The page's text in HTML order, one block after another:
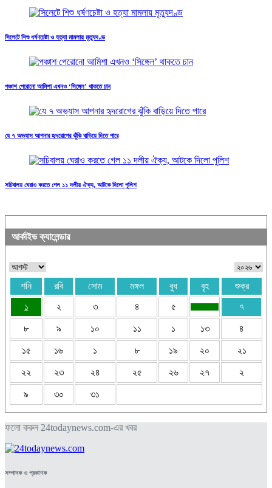
সিলেটে শিশু ধর্ষণচেষ্টা ও হত্যা মামলায় মৃত্যুদণ্ড
পঞ্চাশ পেরোনো আমিশা এখনও ‘সিঙ্গেল’ থাকতে চান
যে ৭ অভ্যাস আপনার হৃদরোগের ঝুঁকি বাড়িয়ে দিতে পারে
সচিবালয় ঘেরাও করতে গেল ১১ দলীয় ঐক্য, আটকে দিলো পুলিশ
আর্কাইভ ক্যালেন্ডার
শনি রবি সোম মঙ্গল বুধ বৃহ
শুক্র
১
২ ৩ ৪ ৫ ৭
৮ ৯ ১০ ১১ ১ ১৩ ৪
১৫ ১৬ ১ ৮ ১৯ ২০ ২১
২২ ২৩ ২৪ ২৫ ২৬ ২৭ ২
৯ ৩০ ৩১
ফলো করুন 24todaynews.com-এর খবর
সম্পাদক ও প্রকাশক